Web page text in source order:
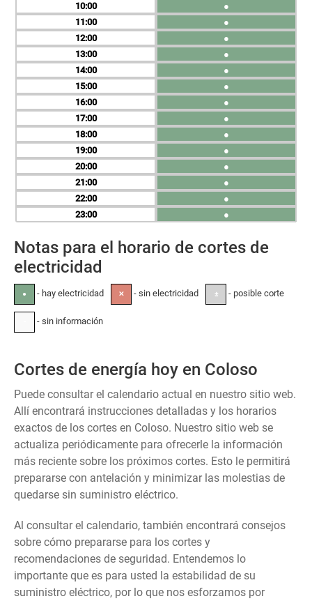
10
11
12
13
14
15
16
17
18
19
20
21
22
23
●
●
●
●
●
●
●
●
●
●
●
●
●
●
Notas para el horario de cortes de
electricidad
● - hay electricidad ✕ - sin electricidad ± - posible corte
- sin información
Cortes de energía hoy en Coloso
Puede consultar el calendario actual en nuestro sitio web.
Allí encontrará instrucciones detalladas y los horarios
exactos de los cortes en Coloso. Nuestro sitio web se
actualiza periódicamente para ofrecerle la información
más reciente sobre los próximos cortes. Esto le permitirá
prepararse con antelación y minimizar las molestias de
quedarse sin suministro eléctrico.
Al consultar el calendario, también encontrará consejos
sobre cómo prepararse para los cortes y
recomendaciones de seguridad. Entendemos lo
importante que es para usted la estabilidad de su
suministro eléctrico, por lo que nos esforzamos por